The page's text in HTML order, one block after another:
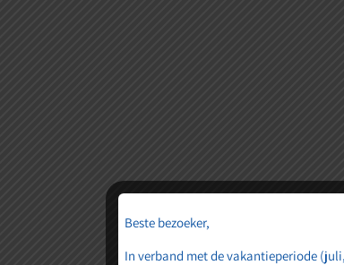
Beste bezoeker,
In verband met de vakantieperiode